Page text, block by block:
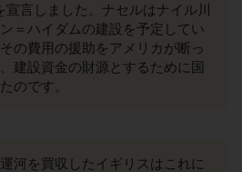
宣言しました。ナセルはナイル川
ン＝ハイダムの建設を予定してい
の費用の援助をアメリカが断っ
建設資金の財源とするために国
のです。
河を買収したイギリスはこれに